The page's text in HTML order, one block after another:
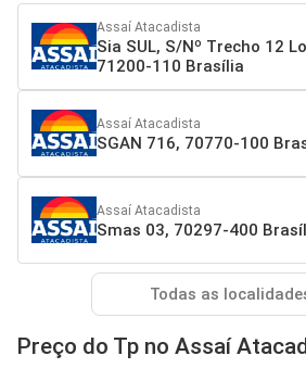
Assaí Atacadista
Sia SUL, S/Nº Trecho 12
71200-110 Brasília
Assaí Atacadista
SGAN 716, 70770-100
Assaí Atacadista
Smas 03, 70297-400
Todas as
Preço do Tp no Assaí